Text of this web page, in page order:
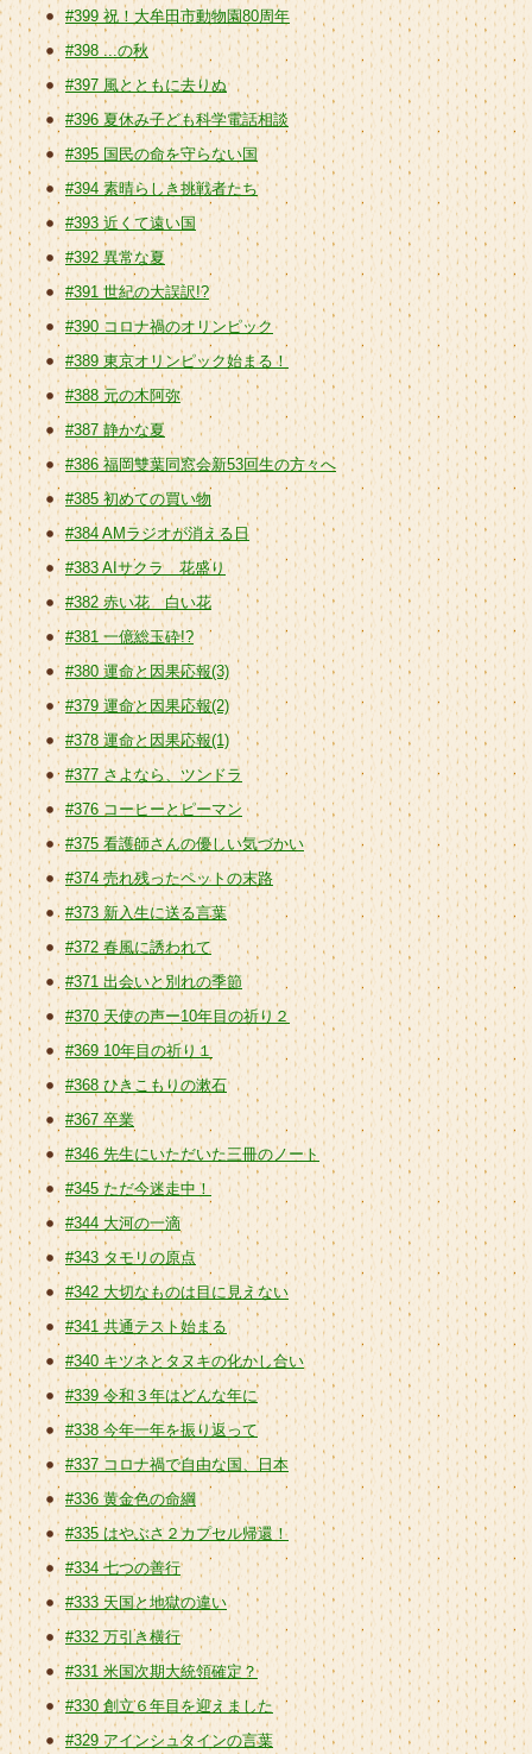
#399 祝！大牟田市動物園80周年
#398 ...の秋
#397 風とともに去りぬ
#396 夏休み子ども科学電話相談
#395 国民の命を守らない国
#394 素晴らしき挑戦者たち
#393 近くて遠い国
#392 異常な夏
#391 世紀の大誤訳!?
#390 コロナ禍のオリンピック
#389 東京オリンピック始まる！
#388 元の木阿弥
#387 静かな夏
#386 福岡雙葉同窓会新53回生の方々へ
#385 初めての買い物
#384 AMラジオが消える日
#383 AIサクラ 花盛り
#382 赤い花 白い花
#381 一億総玉砕!?
#380 運命と因果応報(3)
#379 運命と因果応報(2)
#378 運命と因果応報(1)
#377 さよなら、ツンドラ
#376 コーヒーとピーマン
#375 看護師さんの優しい気づかい
#374 売れ残ったペットの末路
#373 新入生に送る言葉
#372 春風に誘われて
#371 出会いと別れの季節
#370 天使の声ー10年目の祈り２
#369 10年目の祈り１
#368 ひきこもりの漱石
#367 卒業
#346 先生にいただいた三冊のノート
#345 ただ今迷走中！
#344 大河の一滴
#343 タモリの原点
#342 大切なものは目に見えない
#341 共通テスト始まる
#340 キツネとタヌキの化かし合い
#339 令和３年はどんな年に
#338 今年一年を振り返って
#337 コロナ禍で自由な国、日本
#336 黄金色の命綱
#335 はやぶさ２カプセル帰還！
#334 七つの善行
#333 天国と地獄の違い
#332 万引き横行
#331 米国次期大統領確定？
#330 創立６年目を迎えました
#329 アインシュタインの言葉